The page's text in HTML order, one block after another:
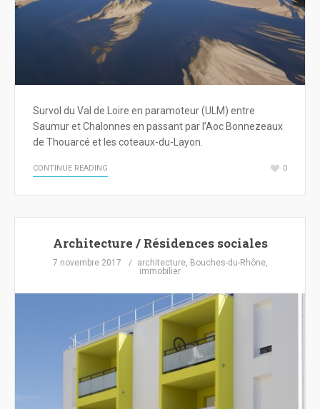
Survol du Val de Loire en paramoteur (ULM) entre
Saumur et Chalonnes en passant par l’Aoc Bonnezeaux
de Thouarcé et les coteaux-du-Layon.
CONTINUE READING 0
Architecture / Résidences sociales
7 novembre 2017 architecture, Bouches-du-Rhône,
immobilier